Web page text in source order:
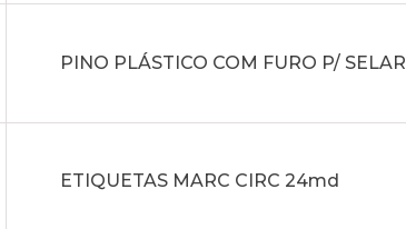
PINO PLÁSTICO COM FURO P/ SELAR
ETIQUETAS MARC CIRC 24md